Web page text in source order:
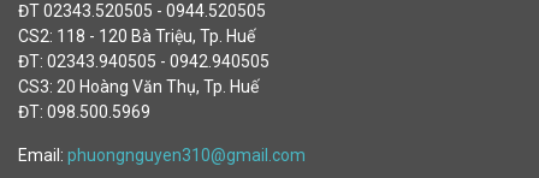
ĐT 02343.520505 - 0944.520505
CS2: 118 - 120 Bà Triệu, Tp. Huế
ĐT: 02343.940505 - 0942.940505
CS3: 20 Hoàng Văn Thụ, Tp. Huế
ĐT: 098.500.5969
Email: phuongnguyen310@gmail.com